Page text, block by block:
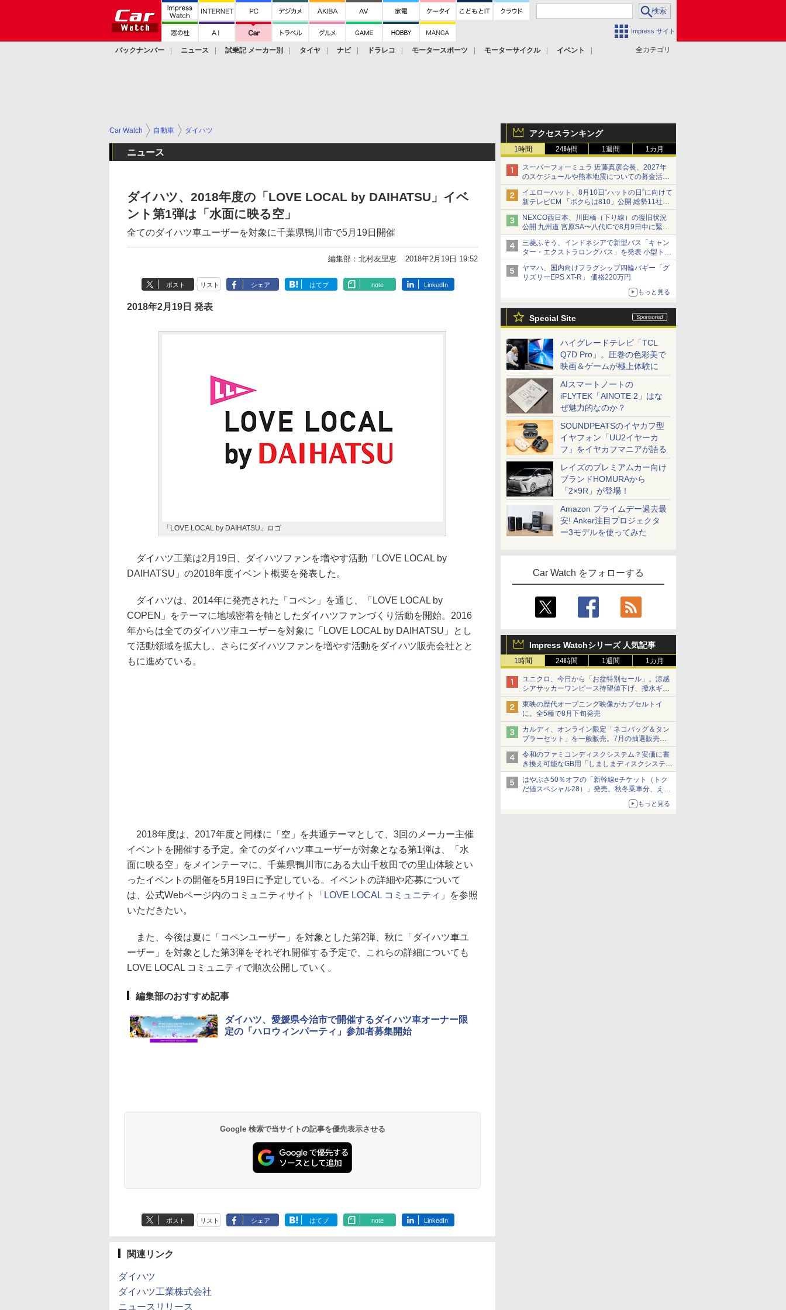
Impress サイト
全カテゴリ
バックナンバー ニュース 試乗記 メーカー別 タイヤ ナビ ドラレコ モータースポーツ モーターサイクル
イベント
アクセスランキング
1時間 24時間 1週間 1カ月
スーパーフォーミュラ 近藤真彦会長、2027年
のスケジュールや熊本地震についての募金活動
を紹介
イエローハット、8月10日“ハットの日”に向けて
新テレビCM 「ボクらは810」公開 総勢11社
107名が参画
NEXCO西日本、川田橋（下り線）の復旧状況
公開 九州道 宮原SA〜八代ICで8月9日中に緊急
車両を通行可能に
三菱ふそう、インドネシアで新型バス「キャン
ター・エクストラロングバス」を発表 小型トラ
ックベースの観光・旅客輸送向けバス
ヤマハ、国内向けフラグシップ四輪バギー「グ
リズリーEPS XT-R」 価格220万円
もっと見る
Special Site
ハイグレードテレビ「TCL
Q7D Pro」。圧巻の色彩美で
映画＆ゲームが極上体験に
AIスマートノートの
iFLYTEK「AINOTE 2」はな
ぜ魅力的なのか？
SOUNDPEATSのイヤカフ型
イヤフォン「UU2イヤーカ
フ」をイヤカフマニアが語る
レイズのプレミアムカー向け
ブランドHOMURAから
「2×9R」が登場！
Amazon プライムデー過去最
安! Anker注目プロジェクタ
ー3モデルを使ってみた
Car Watch をフォローする
Impress Watchシリーズ 人気記事
1時間 24時間 1週間 1カ月
ユニクロ、今日から「お盆特別セール」。涼感
シアサッカーワンピース待望値下げ、撥水ギア
ショーツは1990円に
東映の歴代オープニング映像がカプセルトイ
に。全5種で8月下旬発売
カルディ、オンライン限定「ネコバッグ＆タン
ブラーセット」を一般販売。7月の抽選販売の
当選無効分
令和のファミコンディスクシステム？安価に書
き換え可能なGB用「しましまディスクシステ
ム」
はやぶさ50％オフの「新幹線eチケット（トク
だ値スペシャル28）」発売。秋冬乗車分、えき
もっと見る
Car Watch 自動車 ダイハツ
ニュース
ダイハツ、2018年度の「LOVE LOCAL by DAIHATSU」イベ
ント第1弾は「水面に映る空」
全てのダイハツ車ユーザーを対象に千葉県鴨川市で5月19日開催
編集部：北村友里恵 2018年2月19日 19:52
ポスト リスト シェア はてブ note LinkedIn
2018年2月19日 発表
「LOVE LOCAL by DAIHATSU」ロゴ
ダイハツ工業は2月19日、ダイハツファンを増やす活動「LOVE LOCAL by
DAIHATSU」の2018年度イベント概要を発表した。
ダイハツは、2014年に発売された「コペン」を通じ、「LOVE LOCAL by
COPEN」をテーマに地域密着を軸としたダイハツファンづくり活動を開始。2016
年からは全てのダイハツ車ユーザーを対象に「LOVE LOCAL by DAIHATSU」とし
て活動領域を拡大し、さらにダイハツファンを増やす活動をダイハツ販売会社とと
もに進めている。
2018年度は、2017年度と同様に「空」を共通テーマとして、3回のメーカー主催
イベントを開催する予定。全てのダイハツ車ユーザーが対象となる第1弾は、「水
面に映る空」をメインテーマに、千葉県鴨川市にある大山千枚田での里山体験とい
ったイベントの開催を5月19日に予定している。イベントの詳細や応募について
は、公式Webページ内のコミュニティサイト「 LOVE LOCAL コミュニティ 」を参照
いただきたい。
また、今後は夏に「コペンユーザー」を対象とした第2弾、秋に「ダイハツ車ユ
ーザー」を対象とした第3弾をそれぞれ開催する予定で、これらの詳細についても
LOVE LOCAL コミュニティで順次公開していく。
編集部のおすすめ記事
ダイハツ、愛媛県今治市で開催するダイハツ車オーナー限
定の「ハロウィンパーティ」参加者募集開始
Google 検索で当サイトの記事を優先表示させる
ポスト リスト シェア はてブ note LinkedIn
関連リンク
ダイハツ
ダイハツ工業株式会社
ニュースリリース